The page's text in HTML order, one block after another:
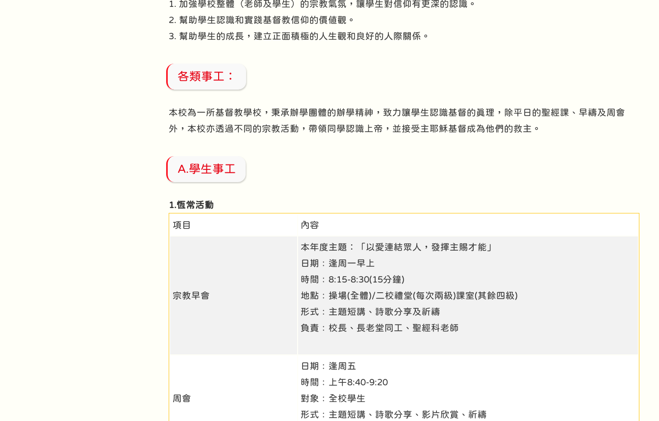
1. 加強學校整體（老師及學生）的宗教氣氛，讓學生對信仰有更深的認識。
2. 幫助學生認識和實踐基督教信仰的價值觀。
3. 幫助學生的成長，建立正面積極的人生觀和良好的人際關係。
各類事工：
本校為一所基督教學校，秉承辦學團體的辦學精神，致力讓學生認識基督的真理，除平日的聖經課、早禱及周會
外，本校亦透過不同的宗教活動，帶領同學認識上帝，並接受主耶穌基督成為他們的救主。
A.學生事工
1.恆常活動
項目 內容
宗教早會
本年度主題：「以愛連結眾人，發揮主賜才能」
日期﹕逢周一早上
時間﹕8:15-8:30(15分鐘)
地點﹕操場(全體)/二校禮堂(每次兩級)課室(其餘四級)
形式﹕主題短講、詩歌分享及祈禱
負責﹕校長、長老堂同工、聖經科老師
周會
日期﹕逢周五
時間﹕上午8:40-9:20
對象﹕全校學生
形式﹕主題短講、詩歌分享、影片欣賞、祈禱